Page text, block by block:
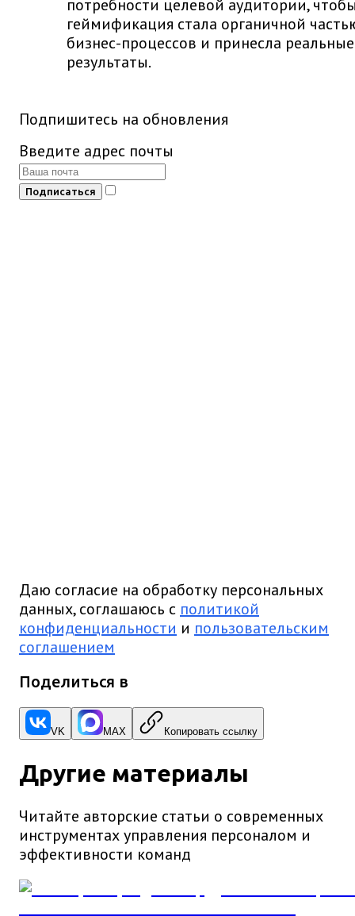
потребности целевой аудитории,
геймификация стала органичной
бизнес-процессов и принесла реальные
результаты.
Подпишитесь на обновления
Введите адрес почты
Подписаться
Даю согласие на обработку персональных
данных, соглашаюсь с политикой
конфиденциальности и пользовательским
соглашением
Поделиться в
VK MAX Копировать ссылку
Другие материалы
Читайте авторские статьи о современных
инструментах управления персоналом и
эффективности команд